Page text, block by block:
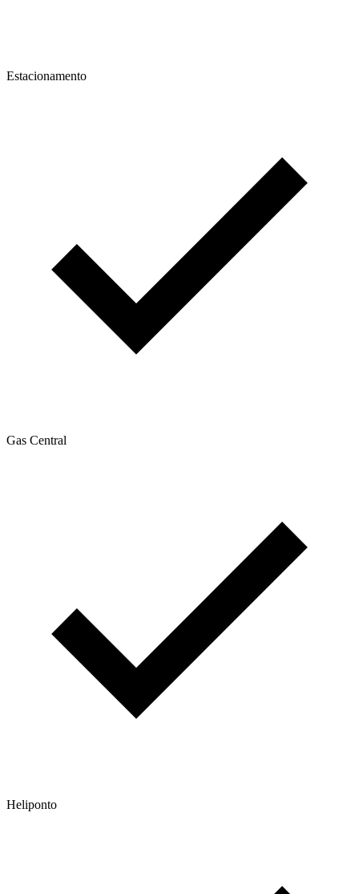
Estacionamento
Gas Central
Heliponto